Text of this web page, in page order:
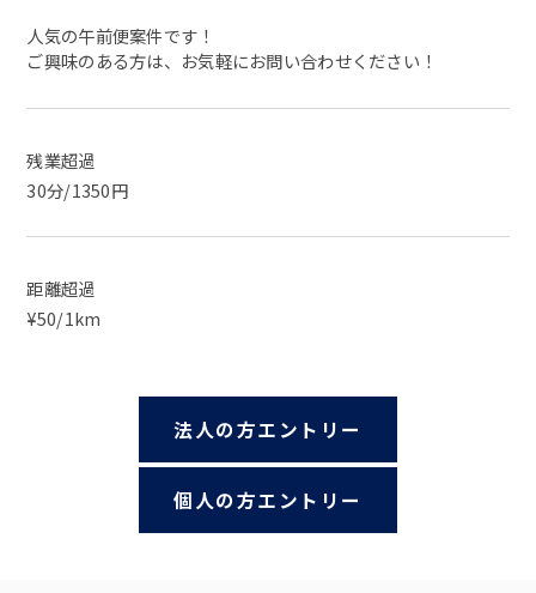
人気の午前便案件です！
ご興味のある方は、お気軽にお問い合わせください！
残業超過
30分/1350円
距離超過
¥50/1km
法人の方エントリー
個人の方エントリー